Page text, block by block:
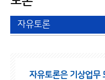
자유토론
자유토론은 기상업무